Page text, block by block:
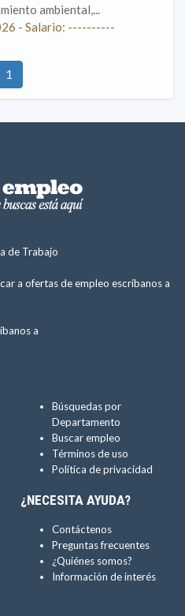
ambiental,...
- Salario: ----------
1
de Trabajo
a ofertas de empleo escríbanos a
a
Búsquedas por
Departamento
Buscar empleo
Términos de uso
Política de privacidad
¿NECESITA AYUDA?
Contáctenos
Preguntas frecuentes
¿Quiénes somos?
Información de interés